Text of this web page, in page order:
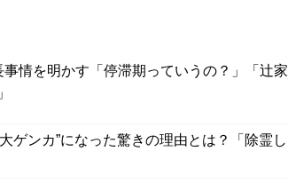
情を明かす「停滞期っていうの？」「辻家
ゲンカ”になった驚きの理由とは？「除霊し